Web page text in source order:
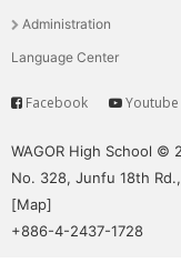
單Administration
Language Center
Service
Facebook Youtube
WAGOR High School ©
No. 328, Junfu 18th
[Map]
+886-4-2437-1728